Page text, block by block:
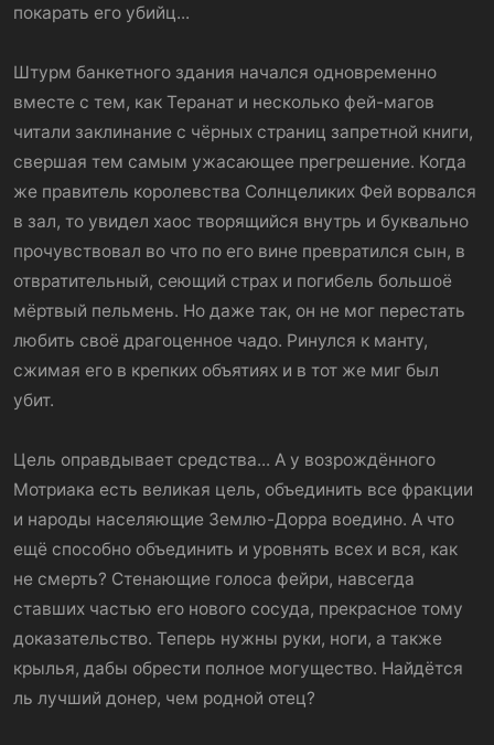
покарать его убийц...
Штурм банкетного здания начался одновременно
вместе с тем, как Теранат и несколько фей-магов
читали заклинание с чёрных страниц запретной книги,
свершая тем самым ужасающее прегрешение. Когда
же правитель королевства Солнцеликих Фей ворвался
в зал, то увидел хаос творящийся внутрь и буквально
прочувствовал во что по его вине превратился сын, в
отвратительный, сеющий страх и погибель большоё
мёртвый пельмень. Но даже так, он не мог перестать
любить своё драгоценное чадо. Ринулся к манту,
сжимая его в крепких объятиях и в тот же миг был
убит.
Цель оправдывает средства... А у возрождённого
Мотриака есть великая цель, объединить все фракции
и народы населяющие Землю-Дорра воедино. А что
ещё способно объединить и уровнять всех и вся, как
не смерть? Стенающие голоса фейри, навсегда
ставших частью его нового сосуда, прекрасное тому
доказательство. Теперь нужны руки, ноги, а также
крылья, дабы обрести полное могущество. Найдётся
ль лучший донер, чем родной отец?